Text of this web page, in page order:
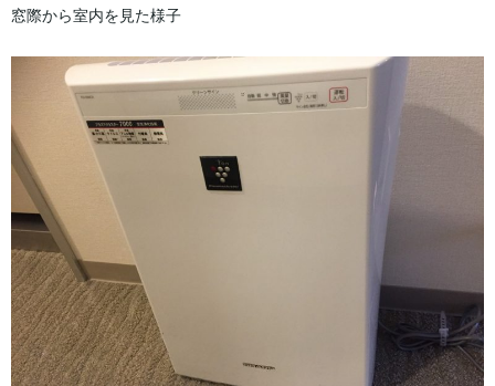
窓際から室内を見た様子